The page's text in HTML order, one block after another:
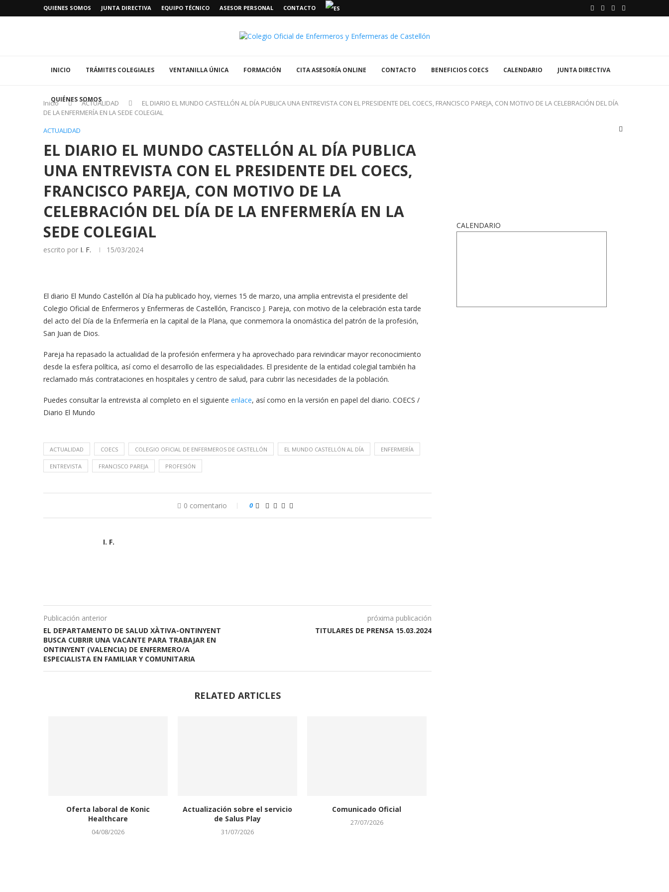
QUIENES SOMOS JUNTA DIRECTIVA EQUIPO TÉCNICO ASESOR PERSONAL CONTACTO
INICIO TRÁMITES COLEGIALES VENTANILLA ÚNICA FORMACIÓN CITA ASESORÍA ONLINE CONTACTO BENEFICIOS COECS CALENDARIO JUNTA DIRECTIVA
QUIÉNES SOMOS
Inicio ACTUALIDAD
EL DIARIO EL MUNDO CASTELLÓN AL DÍA PUBLICA UNA ENTREVISTA CON EL PRESIDENTE DEL COECS, FRANCISCO PAREJA, CON MOTIVO DE LA CELEBRACIÓN DEL DÍA
DE LA ENFERMERÍA EN LA SEDE COLEGIAL
ACTUALIDAD
EL DIARIO EL MUNDO CASTELLÓN AL DÍA PUBLICA
UNA ENTREVISTA CON EL PRESIDENTE DEL COECS,
FRANCISCO PAREJA, CON MOTIVO DE LA
CELEBRACIÓN DEL DÍA DE LA ENFERMERÍA EN LA
SEDE COLEGIAL
escrito por I. F. 15/03/2024
El diario El Mundo Castellón al Día ha publicado hoy, viernes 15 de marzo, una amplia entrevista el presidente del
Colegio Oficial de Enfermeros y Enfermeras de Castellón, Francisco J. Pareja, con motivo de la celebración esta tarde
del acto del Día de la Enfermería en la capital de la Plana, que conmemora la onomástica del patrón de la profesión,
San Juan de Dios.
Pareja ha repasado la actualidad de la profesión enfermera y ha aprovechado para reivindicar mayor reconocimiento
desde la esfera política, así como el desarrollo de las especialidades. El presidente de la entidad colegial también ha
reclamado más contrataciones en hospitales y centro de salud, para cubrir las necesidades de la población.
Puedes consultar la entrevista al completo en el siguiente enlace, así como en la versión en papel del diario. COECS /
Diario El Mundo
ACTUALIDAD COECS COLEGIO OFICIAL DE ENFERMEROS DE CASTELLÓN EL MUNDO CASTELLÓN AL DÍA ENFERMERÍA
ENTREVISTA FRANCISCO PAREJA PROFESIÓN
0 comentario 0
I. F.
Publicación anterior
EL DEPARTAMENTO DE SALUD XÀTIVA-ONTINYENT
BUSCA CUBRIR UNA VACANTE PARA TRABAJAR EN
ONTINYENT (VALENCIA) DE ENFERMERO/A
ESPECIALISTA EN FAMILIAR Y COMUNITARIA
próxima publicación
TITULARES DE PRENSA 15.03.2024
RELATED ARTICLES
Oferta laboral de Konic
Healthcare
04/08/2026
Actualización sobre el servicio
de Salus Play
31/07/2026
Comunicado Oficial
27/07/2026
CALENDARIO